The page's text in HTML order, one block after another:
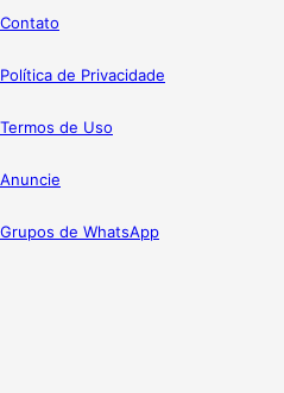
Contato
Política de Privacidade
Termos de Uso
Anuncie
Grupos de WhatsApp